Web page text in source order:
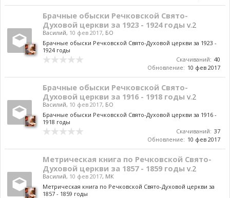
Брачные обыски Речковской Свято-
Духовой церкви за 1923 - 1924 годы v.2
Василий, 10 фев 2017, БО
Брачные обыски Речковской Свято-Духовой церкви за 1923 -
1924 годы
Скачиваний: 40
Обновление: 10 фев 2017
Брачные обыски Речковской Свято-
Духовой церкви за 1916 - 1918 годы v.2
Василий, 10 фев 2017, БО
Брачные обыски Речковской Свято-Духовой церкви за 1916 -
1918 годы
Скачиваний: 37
Обновление: 10 фев 2017
Метрическая книга по Речковской Свято-
Духовой церкви за 1857 - 1859 годы v.2
Василий, 10 фев 2017, МК
Метрическая книга по Речковской Свято-Духовой церкви за
1857 - 1859 годы